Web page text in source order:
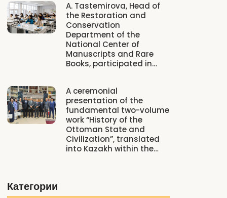
A. Tastemirova, Head of
the Restoration and
Conservation
Department of the
National Center of
Manuscripts and Rare
Books, participated in…
A ceremonial
presentation of the
fundamental two-volume
work “History of the
Ottoman State and
Civilization”, translated
into Kazakh within the…
Категории